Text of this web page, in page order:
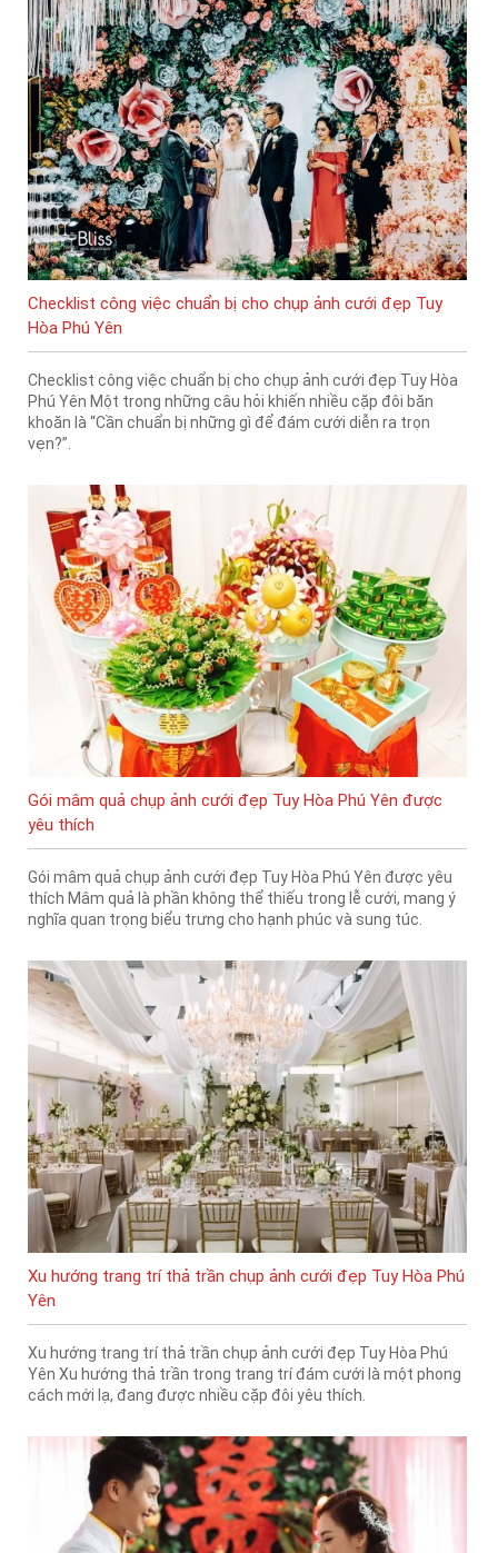
Checklist công việc chuẩn bị cho chụp ảnh cưới đẹp Tuy
Hòa Phú Yên
Checklist công việc chuẩn bị cho chụp ảnh cưới đẹp Tuy Hòa
Phú Yên Một trong những câu hỏi khiến nhiều cặp đôi băn
khoăn là “Cần chuẩn bị những gì để đám cưới diễn ra trọn
vẹn?”.
Gói mâm quả chụp ảnh cưới đẹp Tuy Hòa Phú Yên được
yêu thích
Gói mâm quả chụp ảnh cưới đẹp Tuy Hòa Phú Yên được yêu
thích Mâm quả là phần không thể thiếu trong lễ cưới, mang ý
nghĩa quan trọng biểu trưng cho hạnh phúc và sung túc.
Xu hướng trang trí thả trần chụp ảnh cưới đẹp Tuy Hòa Phú
Yên
Xu hướng trang trí thả trần chụp ảnh cưới đẹp Tuy Hòa Phú
Yên ​​​​​​​Xu hướng thả trần trong trang trí đám cưới là một phong
cách mới lạ, đang được nhiều cặp đôi yêu thích.